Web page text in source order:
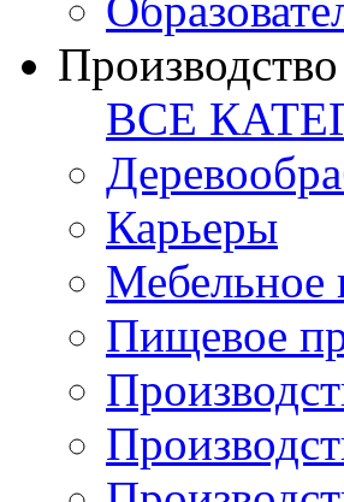
Производство
ВСЕ
Карьеры
Мебельное
Пищевое